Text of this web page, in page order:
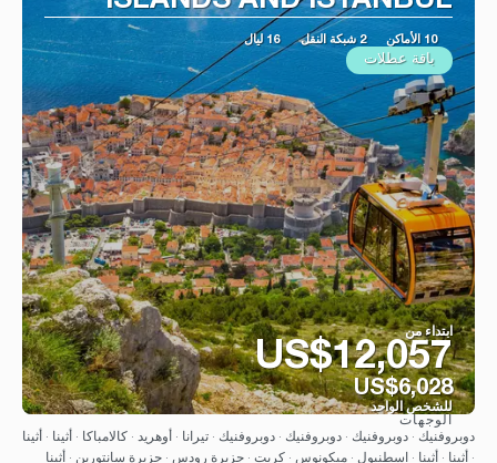
10 الأماكن 2 شبكة النقل 16 ليال
باقة عطلات
ابتداء من
US$12,057
US$6,028
للشخص الواحد
شاهد
الوجهات
دوبروفنيك · دوبروفنيك · دوبروفنيك · دوبروفنيك · تيرانا · أوهريد · كالامباكا · أثينا · أثينا
· أثينا · أثينا · اسطنبول · ميكونوس · كريت · جزيرة رودس · جزيرة سانتورين · أثينا